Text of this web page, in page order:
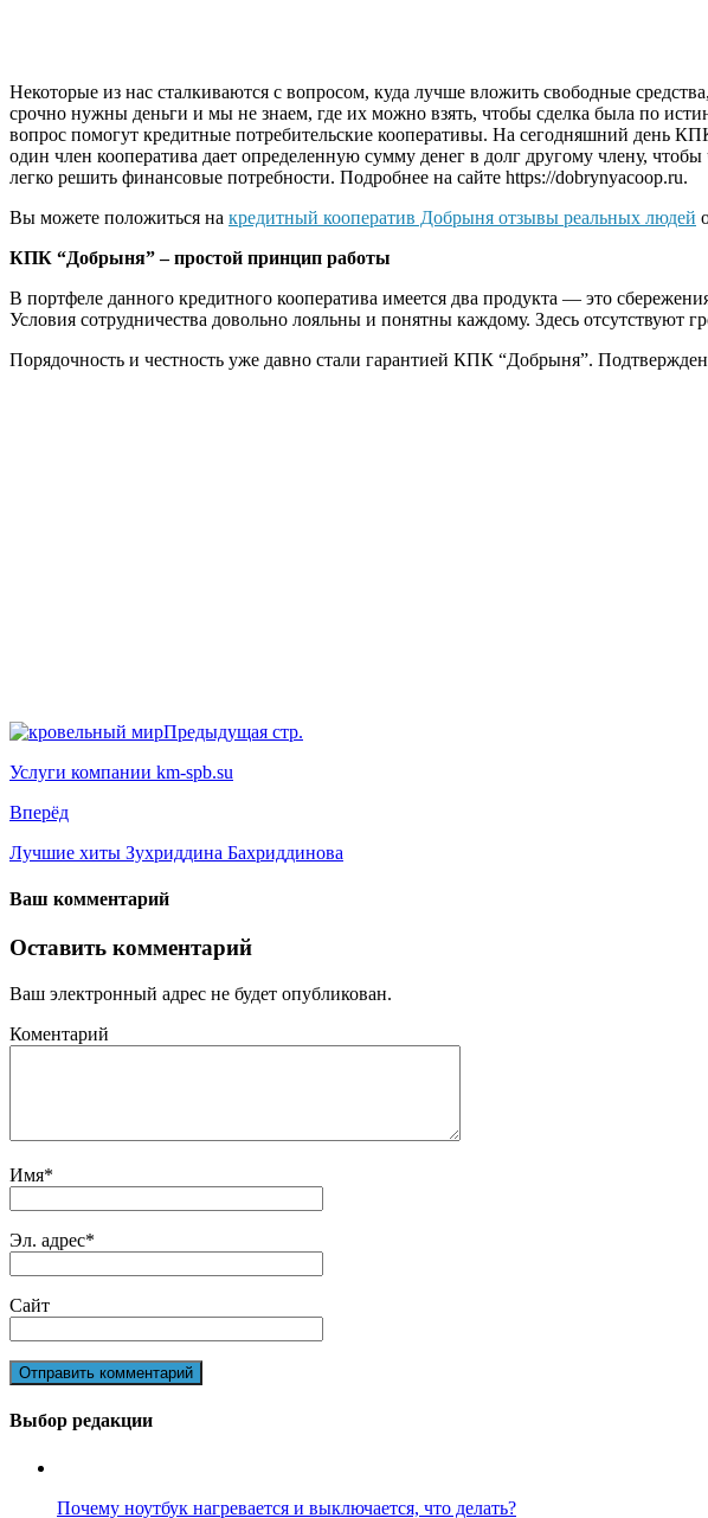
Некоторые из нас сталкиваются с вопросом, куда лучше вложить свободные
срочно нужны деньги и мы не знаем, где их можно взять, чтобы сделка была по
вопрос помогут кредитные потребительские кооперативы. На сегодняшний день
один член кооператива дает определенную сумму денег в долг другому члену,
легко решить финансовые потребности. Подробнее на сайте https://dobrynyacoop.ru.
Вы можете положиться на кредитный кооператив Добрыня отзывы реальных людей
КПК “Добрыня” – простой принцип работы
В портфеле данного кредитного кооператива имеется два продукта — это
Условия сотрудничества довольно лояльны и понятны каждому. Здесь
Порядочность и честность уже давно стали гарантией КПК “Добрыня”.
Предыдущая стр.
Услуги компании km-spb.su
Вперёд
Лучшие хиты Зухриддина Бахриддинова
Ваш комментарий
Оставить комментарий
Ваш электронный адрес не будет опубликован.
Коментарий
Имя*
Эл. адрес*
Сайт
Выбор редакции
Почему ноутбук нагревается и выключается, что делать?